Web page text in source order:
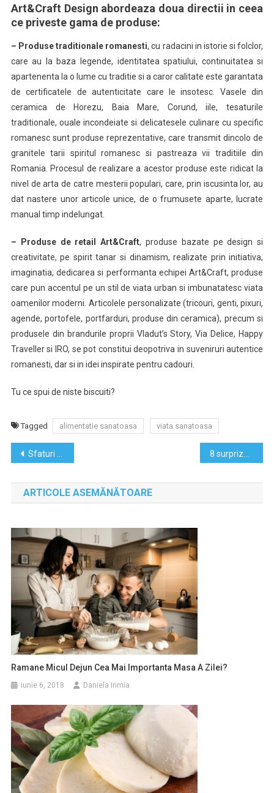
Art&Craft Design abordeaza doua directii in ceea
ce priveste gama de produse:
– Produse traditionale romanesti, cu radacini in istorie si folclor,
care au la baza legende, identitatea spatiului, continuitatea si
apartenenta la o lume cu traditie si a caror calitate este garantata
de certificatele de autenticitate care le insotesc. Vasele din
ceramica de Horezu, Baia Mare, Corund, iile, tesaturile
traditionale, ouale incondeiate si delicatesele culinare cu specific
romanesc sunt produse reprezentative, care transmit dincolo de
granitele tarii spiritul romanesc si pastreaza vii traditiile din
Romania. Procesul de realizare a acestor produse este ridicat la
nivel de arta de catre mesterii populari, care, prin iscusinta lor, au
dat nastere unor articole unice, de o frumusete aparte, lucrate
manual timp indelungat.
– Produse de retail Art&Craft, produse bazate pe design si
creativitate, pe spirit tanar si dinamism, realizate prin initiativa,
imaginatia, dedicarea si performanta echipei Art&Craft, produse
care pun accentul pe un stil de viata urban si imbunatatesc viata
oamenilor moderni. Articolele personalizate (tricouri, genti, pixuri,
agende, portofele, portfarduri, produse din ceramica), precum si
produsele din brandurile proprii Vladut’s Story, Via Delice, Happy
Traveller si IRO, se pot constitui deopotriva in suveniruri autentice
romanesti, dar si in idei inspirate pentru cadouri.
Tu ce spui de niste biscuiti?
Tagged alimentatie sanatoasa viata sanatoasa
Navigare
în
articole
Sfaturi de cariera pe care ar trebui sa le ignori
ARTICOLE ASEMĂNĂTOARE
Ramane Micul Dejun Cea Mai Importanta Masa A Zilei?
iunie 6, 2018 Daniela Irimia